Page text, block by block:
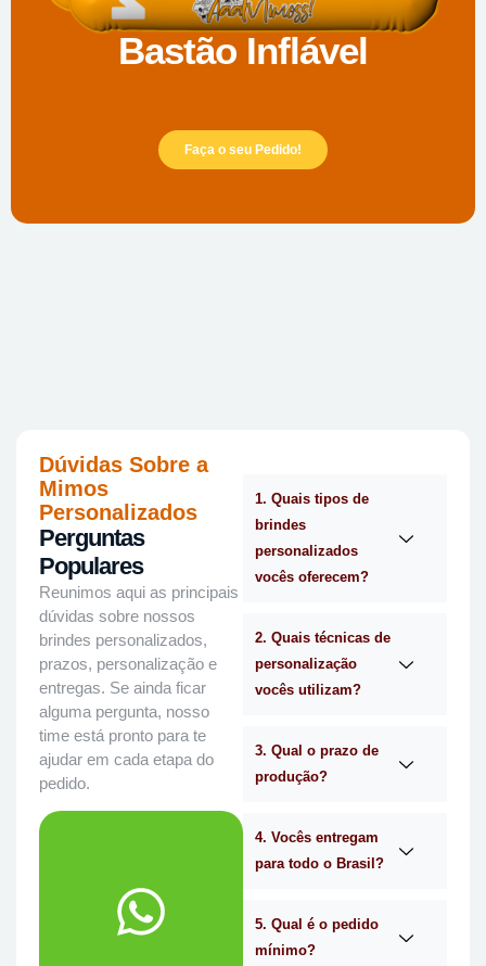
Bastão Inflável
Faça o seu Pedido!
Dúvidas Sobre a
Mimos
Personalizados
Perguntas
Populares
Reunimos aqui as principais
dúvidas sobre nossos
brindes personalizados,
prazos, personalização e
entregas. Se ainda ficar
alguma pergunta, nosso
time está pronto para te
ajudar em cada etapa do
pedido.
Me chama
no
1. Quais tipos de
brindes
personalizados
vocês oferecem?
2. Quais técnicas de
personalização
vocês utilizam?
3. Qual o prazo de
produção?
4. Vocês entregam
para todo o Brasil?
5. Qual é o pedido
mínimo?